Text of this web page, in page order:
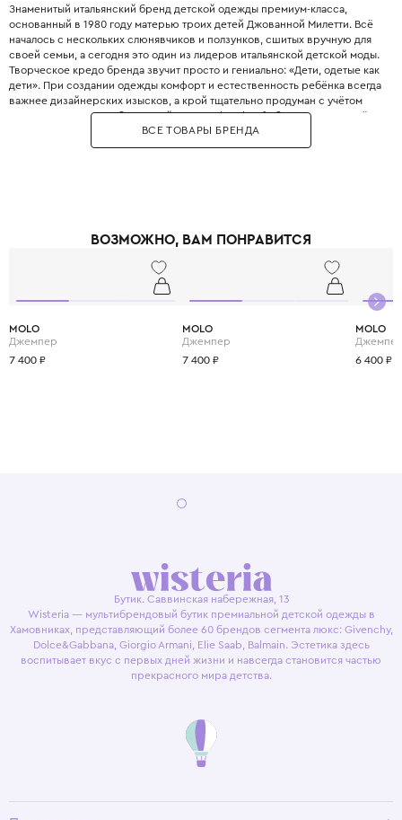
Знаменитый итальянский бренд детской одежды премиум-класса,
основанный в 1980 году матерью троих детей Джованной Милетти. Всё
началось с нескольких слюнявчиков и ползунков, сшитых вручную для
своей семьи, а сегодня это один из лидеров итальянской детской моды.
Творческое кредо бренда звучит просто и гениально: «Дети, одетые как
дети». При создании одежды комфорт и естественность ребёнка всегда
важнее дизайнерских изысков, а крой тщательно продуман с учётом
всех возрастных особенностей. Философия Il Gufo базируется на трёх
китах: качество материалов, продуманность деталей и эксклюзивность,
что сделало бренд эталоном качества. Для пошива одежды
которые ценят настоящее итальянское качество и хотят,, чтобы ребёнок
ВСЕ ТОВАРЫ БРЕНДА
ВОЗМОЖНО, ВАМ ПОНРАВИТСЯ
MOLO
Джемпер
7 400 ₽
MOLO
Джемпер
7 400 ₽
MOLO
6 400 ₽
Бутик. Саввинская набережная, 13
Wisteria — мультибрендовый бутик премиальной детской одежды в
Хамовниках, представляющий более 60 брендов сегмента люкс: Givenchy,
Dolce&Gabbana, Giorgio Armani, Elie Saab, Balmain. Эстетика здесь
воспитывает вкус с первых дней жизни и навсегда становится частью
прекрасного мира детства.